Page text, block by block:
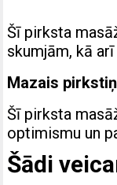
Šī pirksta
skumjām, kā
Mazais
Šī pirksta
optimismu un
Šādi